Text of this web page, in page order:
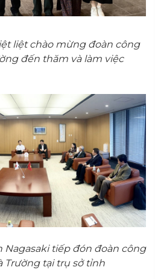
liệt chào mừng đoàn công
đến thăm và làm việc
Nagasaki tiếp đón đoàn công
Trường tại trụ sở tỉnh